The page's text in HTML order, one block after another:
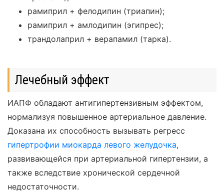
рамиприл + фелодипин (триапин);
рамиприл + амлодипин (эгипрес);
трандолаприл + верапамил (тарка).
Лечебный эффект
ИАПФ обладают антигипертензивным эффектом,
нормализуя повышенное артериальное давление.
Доказана их способность вызывать регресс
гипертрофии миокарда левого желудочка,
развивающейся при артериальной гипертензии, а
также вследствие хронической сердечной
недостаточности.